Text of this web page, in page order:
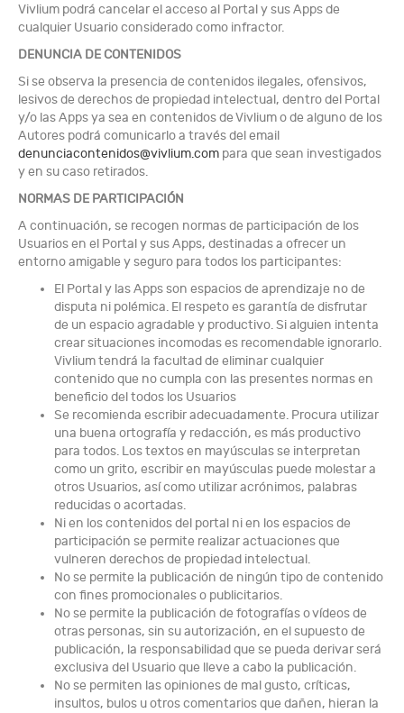
Vivlium podrá cancelar el acceso al Portal y sus Apps de
cualquier Usuario considerado como infractor.
DENUNCIA DE CONTENIDOS
Si se observa la presencia de contenidos ilegales, ofensivos,
lesivos de derechos de propiedad intelectual, dentro del Portal
y/o las Apps ya sea en contenidos de Vivlium o de alguno de los
Autores podrá comunicarlo a través del email
denunciacontenidos@vivlium.com para que sean investigados
y en su caso retirados.
NORMAS DE PARTICIPACIÓN
A continuación, se recogen normas de participación de los
Usuarios en el Portal y sus Apps, destinadas a ofrecer un
entorno amigable y seguro para todos los participantes:
El Portal y las Apps son espacios de aprendizaje no de
disputa ni polémica. El respeto es garantía de disfrutar
de un espacio agradable y productivo. Si alguien intenta
crear situaciones incomodas es recomendable ignorarlo.
Vivlium tendrá la facultad de eliminar cualquier
contenido que no cumpla con las presentes normas en
beneficio del todos los Usuarios
Se recomienda escribir adecuadamente. Procura utilizar
una buena ortografía y redacción, es más productivo
para todos. Los textos en mayúsculas se interpretan
como un grito, escribir en mayúsculas puede molestar a
otros Usuarios, así como utilizar acrónimos, palabras
reducidas o acortadas.
Ni en los contenidos del portal ni en los espacios de
participación se permite realizar actuaciones que
vulneren derechos de propiedad intelectual.
No se permite la publicación de ningún tipo de contenido
con fines promocionales o publicitarios.
No se permite la publicación de fotografías o vídeos de
otras personas, sin su autorización, en el supuesto de
publicación, la responsabilidad que se pueda derivar será
exclusiva del Usuario que lleve a cabo la publicación.
No se permiten las opiniones de mal gusto, críticas,
insultos, bulos u otros comentarios que dañen, hieran la